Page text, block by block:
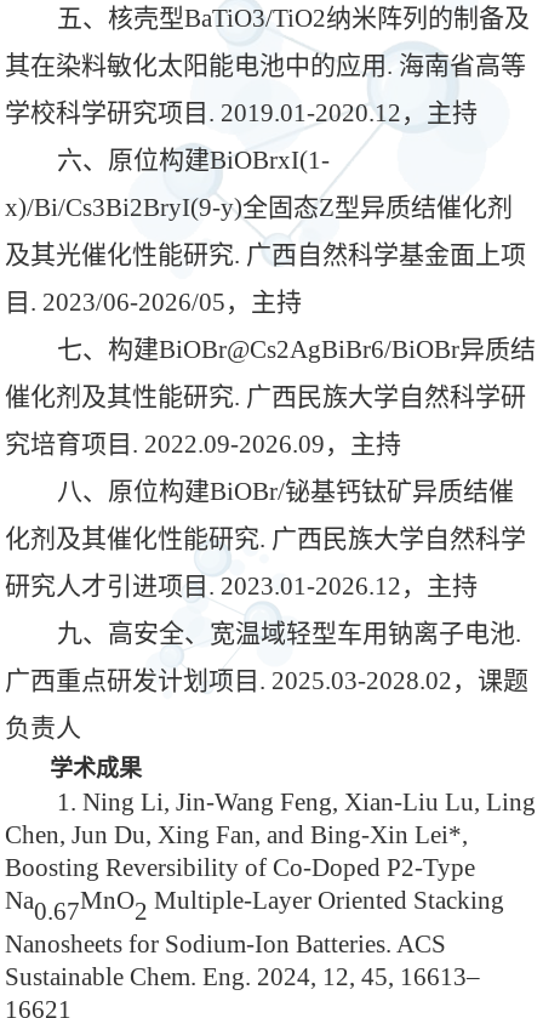
五、核壳型BaTiO3/TiO2纳米阵列的制备及
其在染料敏化太阳能电池中的应用. 海南省高等
学校科学研究项目. 2019.01-2020.12，主持
六、原位构建BiOBrxI(1-
x)/Bi/Cs3Bi2BryI(9-y)全固态Z型异质结催化剂
及其光催化性能研究. 广西自然科学基金面上项
目. 2023/06-2026/05， 主持
七、 构建BiOBr@Cs2AgBiBr6/BiOBr异质结
催化剂及其性能研究. 广西民族大学自然科学研
究培育项目. 2022.09-2026.09，主持
八、原位构建BiOBr/铋基钙钛矿异质结催
化剂及其催化性能研究. 广西民族大学自然科学
研究人才引进项目. 2023.01-2026.12，主持
九、高安全、宽温域轻型车用钠离子电池.
广西重点研发计划项目. 2025.03-2028.02，课题
负责人
学术成果
1. Ning Li, Jin-Wang Feng, Xian-Liu Lu, Ling
Chen, Jun Du, Xing Fan, and Bing-Xin Lei*,
Boosting Reversibility of Co-Doped P2-Type
Na0.67MnO2 Multiple-Layer Oriented Stacking
Nanosheets for Sodium-Ion Batteries. ACS
Sustainable Chem. Eng. 2024, 12, 45, 16613–
16621